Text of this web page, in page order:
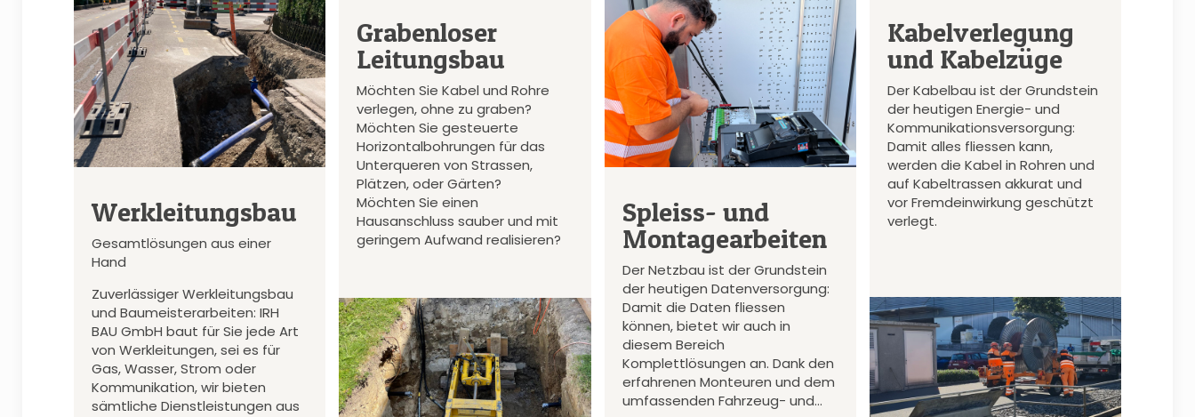
Werkleitungsbau
Gesamtlösungen aus einer
Hand
Zuverlässiger Werkleitungsbau
und Baumeisterarbeiten: IRH
BAU GmbH baut für Sie jede Art
von Werkleitungen, sei es für
Gas, Wasser, Strom oder
Kommunikation, wir bieten
sämtliche Dienstleistungen aus
Grabenloser
Leitungsbau
Möchten Sie Kabel und Rohre
verlegen, ohne zu graben?
Möchten Sie gesteuerte
Horizontalbohrungen für das
Unterqueren von Strassen,
Plätzen, oder Gärten?
Möchten Sie einen
Hausanschluss sauber und mit
geringem Aufwand realisieren?
Spleiss- und
Montagearbeiten
Der Netzbau ist der Grundstein
der heutigen Datenversorgung:
Damit die Daten fliessen
können, bietet wir auch in
diesem Bereich
Komplettlösungen an. Dank den
erfahrenen Monteuren und dem
umfassenden Fahrzeug- und…
Kabelverlegung
und Kabelzüge
Der Kabelbau ist der Grundstein
der heutigen Energie- und
Kommunikationsversorgung:
Damit alles fliessen kann,
werden die Kabel in Rohren und
auf Kabeltrassen akkurat und
vor Fremdeinwirkung geschützt
verlegt.